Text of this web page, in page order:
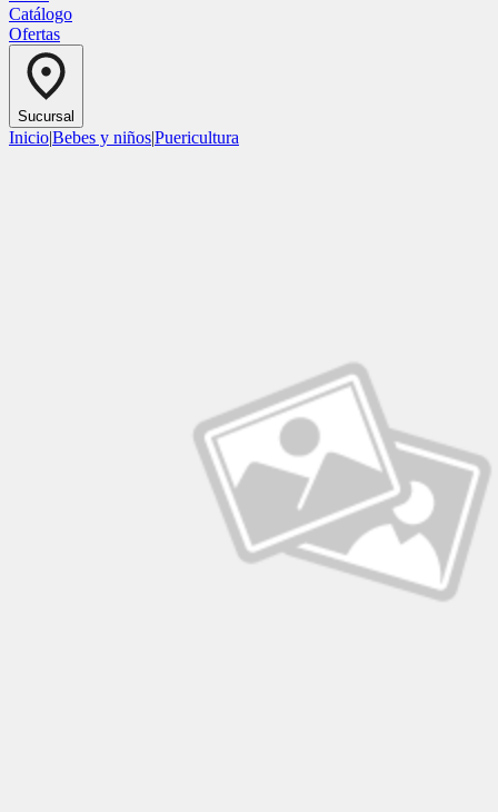
Catálogo
Ofertas
Sucursal
Inicio|Bebes y niños|Puericultura